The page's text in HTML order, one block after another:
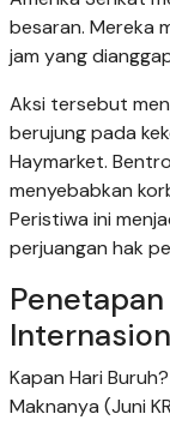
besaran. Mereka
jam yang
Aksi tersebut
berujung pada
Haymarket.
menyebabkan
Peristiwa ini
perjuangan hak
Kapan Hari
Maknanya (Juni